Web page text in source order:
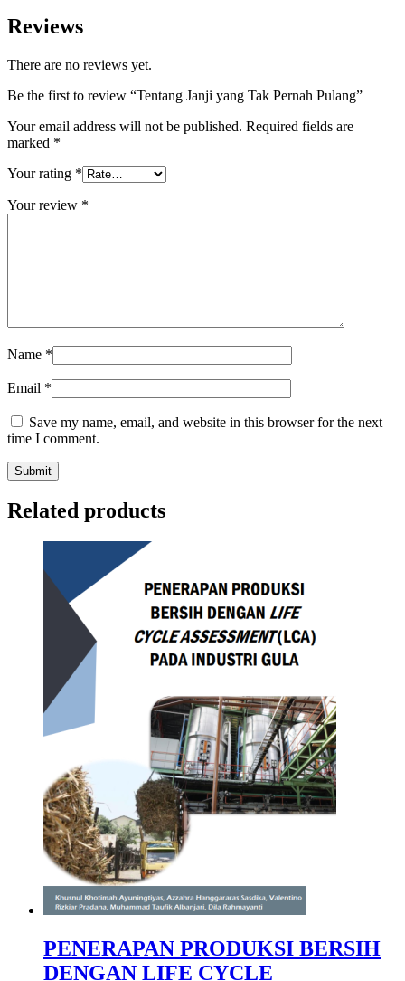
Reviews
There are no reviews yet.
Be the first to review “Tentang Janji yang Tak Pernah Pulang”
Your email address will not be published. Required fields are
marked *
Your rating *
Your review *
Name *
Email *
Save my name, email, and website in this browser for the next
time I comment.
Related products
PENERAPAN PRODUKSI BERSIH
DENGAN LIFE CYCLE